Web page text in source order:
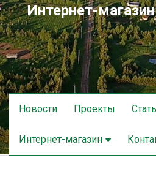
Интернет-
Skip
to
Новости Проекты
Интернет-магазин